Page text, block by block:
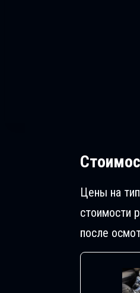
Цены на
стоимости
после